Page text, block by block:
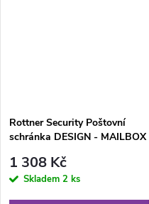
Rottner Security Poštovní
schránka DESIGN - MAILBOX
1 308 Kč
Skladem 2 ks